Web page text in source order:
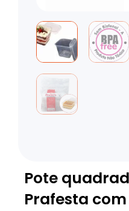
Pote
Prafesta